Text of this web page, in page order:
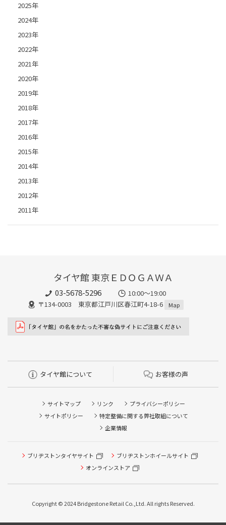
2025年
2024年
2023年
2022年
2021年
2020年
2019年
2018年
2017年
2016年
2015年
2014年
2013年
2012年
2011年
タイヤ館 東京ＥＤＯＧＡＷＡ
03-5678-5296
10:00～19:00
〒134-0003 東京都江戸川区春江町4-18-6
Map
タイヤ館について お客様の声
サイトマップ リンク
プライバシーポリシー
サイトポリシー
特定整備に関する弊社取組について
企業情報
ブリヂストンタイヤサイト
ブリヂストンホイールサイト
オンラインストア
Copyright © 2024 Bridgestone Retail Co.,Ltd. All rights Reserved.
タイヤ点検・安全点検/タイヤ履き替え/オイル交換/その他